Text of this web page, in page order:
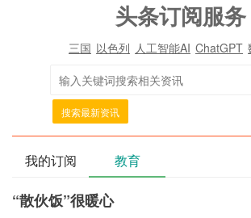
头条订阅服务
三国 以色列 人工智能AI ChatGPT
搜索最新资讯
我的订阅 教育
“散伙饭”很暖心